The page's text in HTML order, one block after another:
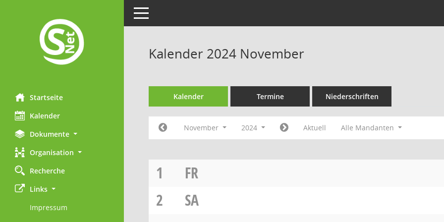
Startseite
Kalender
Dokumente
Organisation
Recherche
Links
Impressum
Toggle navigation
Kalender 2024 November
Kalender Termine Niederschriften
November 2024 Aktuell Alle Mandanten
1
FR
2
SA